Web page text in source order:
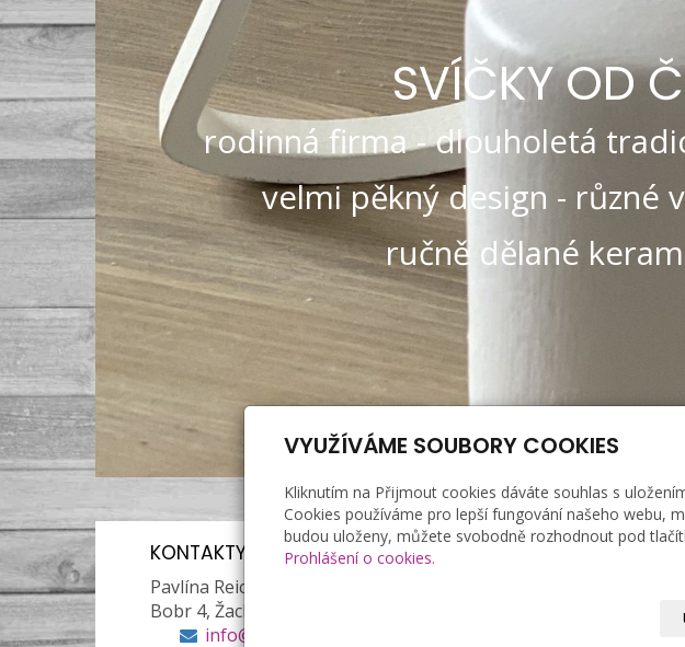
SVÍČKY OD
rodinná firma - dlouholetá
velmi pěkný design - různé
ručně dělané
KONTAKTY ESHOP
Pavlína Reichl
Bobr 4, Žacléř, 542 01
info@reichl.cz
FAKTURAČNÍ
Dobrá 273,
VYUŽÍVÁME SOUBORY COOKIES
Kliknutím na Přijmout cookies dáváte souhlas s
Cookies používáme pro lepší fungování našeho webu,
budou uloženy, můžete svobodně rozhodnout pod
Prohlášení o cookies.